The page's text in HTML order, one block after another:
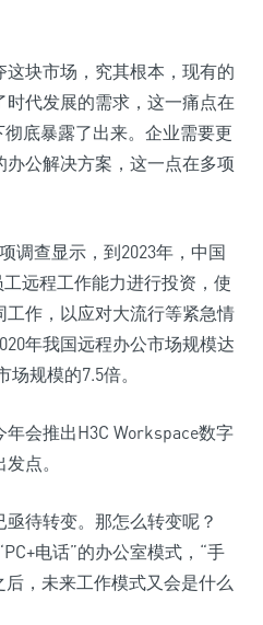
块市场，究其根本，现有的
代发展的需求，这一痛点在
底暴露了出来。企业需要更
公解决方案，这一点在多项
调查显示，到2023年，中国
远程工作能力进行投资，使
工作，以应对大流行等紧急情
年我国远程办公市场规模达
场规模的7.5倍。
会推出H3C Workspace数字
点。
待转变。那怎么转变呢？
电话”的办公室模式，“手
，未来工作模式又会是什么